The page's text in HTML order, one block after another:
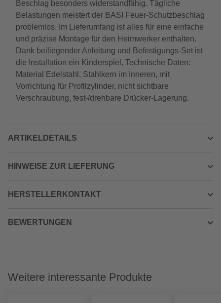
Beschlag besonders widerstandfähig. Tägliche
Belastungen meistert der BASI Feuer-Schutzbeschlag
problemlos. Im Lieferumfang ist alles für eine einfache
und präzise Montage für den Heimwerker enthalten.
Dank beiliegender Anleitung und Befestigungs-Set ist
die Installation ein Kinderspiel. Technische Daten:
Material Edelstahl, Stahlkern im Inneren, mit
Vorrichtung für Profilzylinder, nicht sichtbare
Verschraubung, fest-/drehbare Drücker-Lagerung.
ARTIKELDETAILS
HINWEISE ZUR LIEFERUNG
HERSTELLERKONTAKT
BEWERTUNGEN
Weitere interessante Produkte